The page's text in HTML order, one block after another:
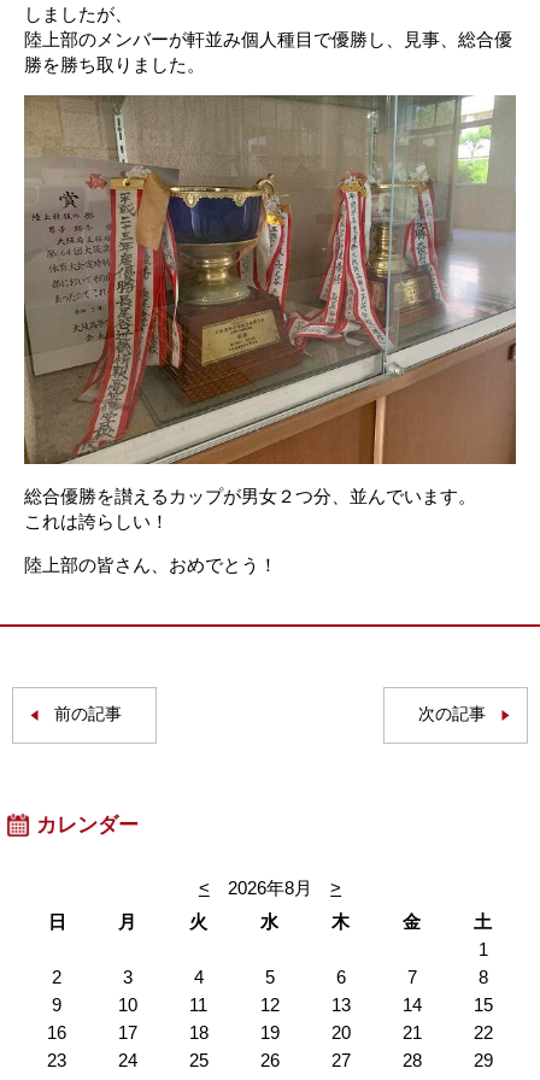
しましたが、
陸上部のメンバーが軒並み個人種目で優勝し、見事、総合優
勝を勝ち取りました。
総合優勝を讃えるカップが男女２つ分、並んでいます。
これは誇らしい！
陸上部の皆さん、おめでとう！
前の記事 次の記事
カレンダー
< 2026年8月
>
日
月 火 水 木 金
土
1
2
3 4 5 6 7
8
9
10 11 12 13 14
15
16
17 18 19 20 21
22
23
24 25 26 27 28
29